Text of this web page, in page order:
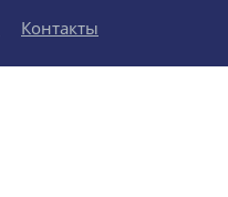
Контакты